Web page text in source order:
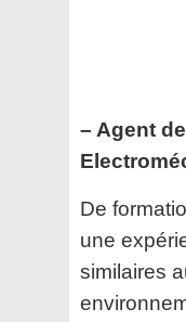
– Agent
De
une
similaires